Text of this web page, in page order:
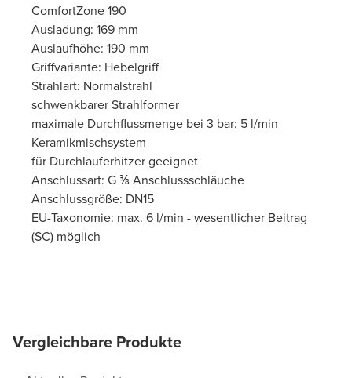
ComfortZone 190
Ausladung: 169 mm
Auslaufhöhe: 190 mm
Griffvariante: Hebelgriff
Strahlart: Normalstrahl
schwenkbarer Strahlformer
maximale Durchflussmenge bei 3 bar: 5 l/min
Keramikmischsystem
für Durchlauferhitzer geeignet
Anschlussart: G ⅜ Anschlussschläuche
Anschlussgröße: DN15
EU-Taxonomie: max. 6 l/min - wesentlicher Beitrag
(SC) möglich
Vergleichbare Produkte